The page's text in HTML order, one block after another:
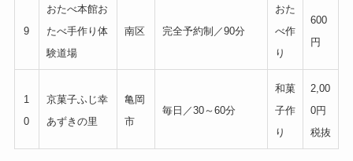
9
おたべ本館お
たべ手作り体
験道場
南区 完全予約制／90分
おた
べ作
り
600
円
1
0
京菓子ふじ幸
あずきの里
亀岡
市
毎日／30～60分
和菓
子作
り
2,00
0円
税抜